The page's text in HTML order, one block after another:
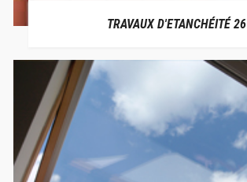
TRAVAUX D'ETANCHÉITÉ 26